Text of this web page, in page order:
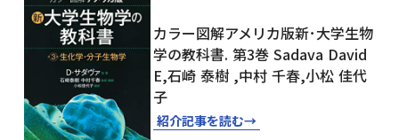
カラー図解アメリカ版新･大学生物
学の教科書. 第3巻 Sadava David
E,石崎 泰樹 ,中村 千春,小松 佳代
子
紹介記事を読む→